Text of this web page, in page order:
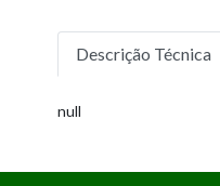
Descrição Técnica
null